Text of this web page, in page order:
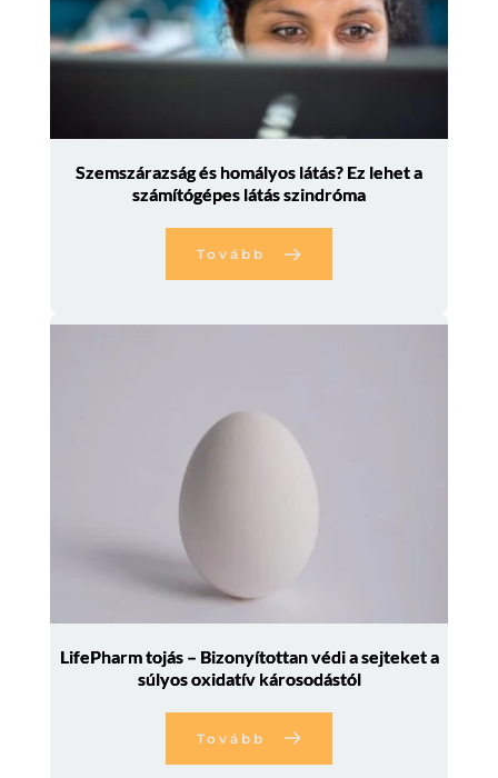
Szemszárazság és homályos látás? Ez lehet a
számítógépes látás szindróma
Tovább
LifePharm tojás – Bizonyítottan védi a sejteket a
súlyos oxidatív károsodástól
Tovább